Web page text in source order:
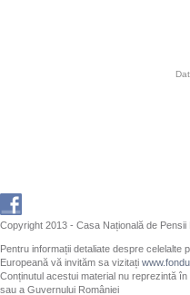
Copyright 2013 - Casa Națională de Pensii
Pentru informații detaliate despre celelalte
Europeană vă invităm sa vizitați
Conținutul acestui material nu reprezintă
sau a Guvernului României